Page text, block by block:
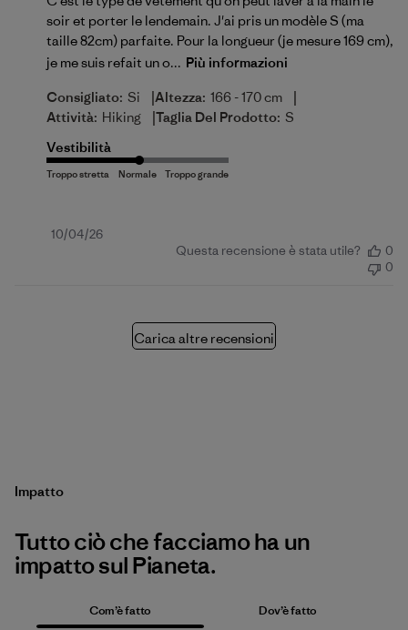
soir et porter le lendemain. J'ai pris un modèle S (ma
taille 82cm) parfaite. Pour la longueur (je mesure 169 cm),
je me suis refait un o... Più informazioni
Consigliato: Si |Altezza: 166 - 170 cm |
Attività: Hiking |Taglia Del Prodotto: S
Vestibilità
Data
10/04/26
Questa recensione è stata utile?
0
0
Carica altre recensioni
Impatto
Tutto ciò che facciamo ha un
impatto sul Pianeta.
Com’è fatto Dov’è fatto